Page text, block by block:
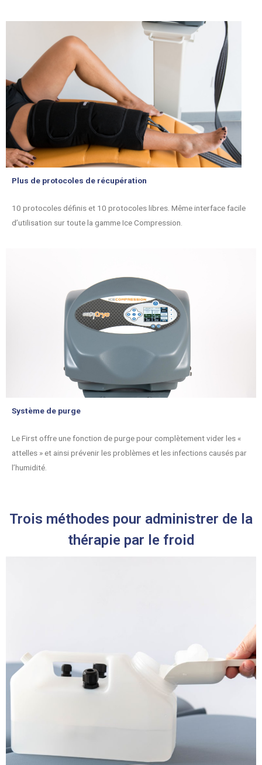
Plus de protocoles de récupération
10 protocoles définis et 10 protocoles libres. Même interface facile
d’utilisation sur toute la gamme Ice Compression.
Système de purge
Le First offre une fonction de purge pour complètement vider les «
attelles » et ainsi prévenir les problèmes et les infections causés par
l’humidité.
Trois méthodes pour administrer de la
thérapie par le froid